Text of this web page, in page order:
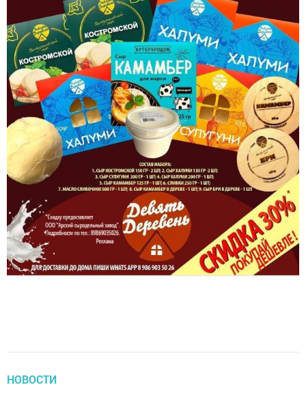
НОВОСТИ